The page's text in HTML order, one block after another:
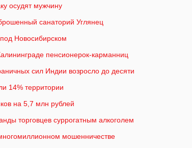
осудят мужчину
санаторий Углянец
Новосибирском
пенсионерок-карманниц
сил Индии возросло до десяти
14% территории
на 5,7 млн рублей
торговцев суррогатным алкоголем
мошенничестве